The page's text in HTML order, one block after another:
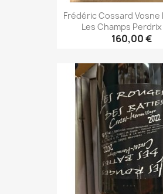
Frédéric Cossard Vosne
Les Champs Perdrix
160,00 €